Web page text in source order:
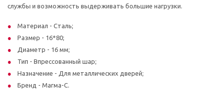
службы и возможность выдерживать большие нагрузки.
Материал - Сталь;
Размер - 16*80;
Диаметр - 16 мм;
Тип - Впрессованный шар;
Назначение - Для металлических дверей;
Бренд - Магма-С.